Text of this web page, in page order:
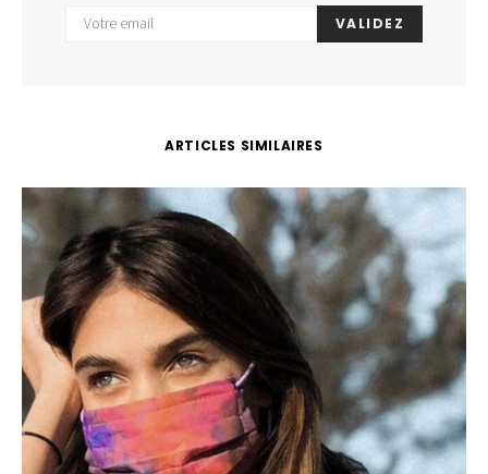
VALIDEZ
ARTICLES SIMILAIRES